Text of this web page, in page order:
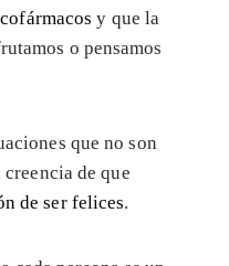
y que la
o pensamos
que no son
de que
de ser felices.